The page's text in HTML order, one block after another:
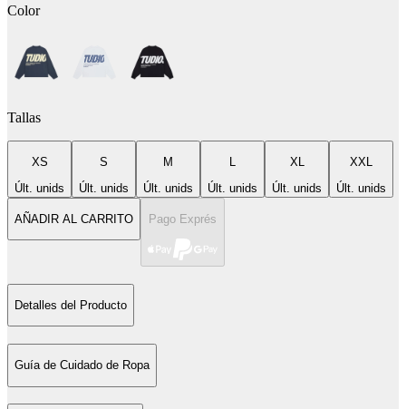
Color
Tallas
XS
Últ. unids
S
Últ. unids
M
Últ. unids
L
Últ. unids
XL
Últ. unids
XXL
Últ. unids
AÑADIR AL CARRITO Pago Exprés
Detalles del Producto
Guía de Cuidado de Ropa